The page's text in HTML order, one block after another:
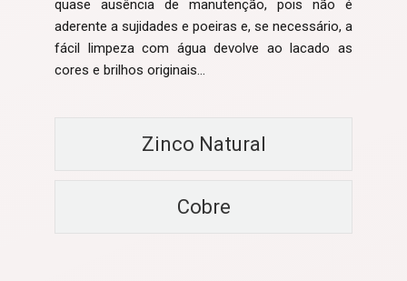
quase ausência de manutenção, pois não é
aderente a sujidades e poeiras e, se necessário, a
fácil limpeza com água devolve ao lacado as
cores e brilhos originais…
Zinco Natural
Cobre